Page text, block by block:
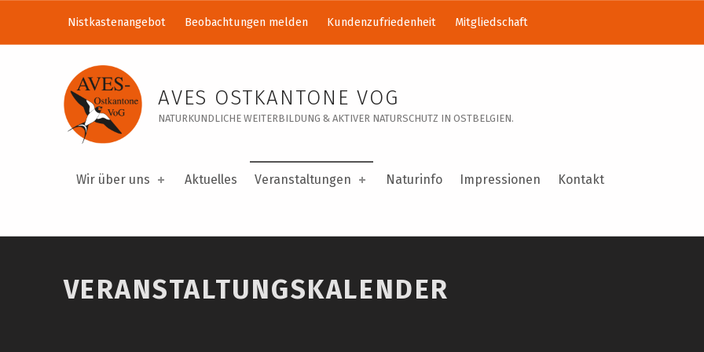
Veranstaltungskalender – AVES Ostkantone VoG
AVES OSTKANTONE VOG
NATURKUNDLICHE WEITERBILDUNG & AKTIVER NATURSCHUTZ IN OSTBELGIEN.
Wir über uns Aktuelles Veranstaltungen Naturinfo Impressionen Kontakt
Nistkastenangebot Beobachtungen melden Kundenzufriedenheit Mitgliedschaft
VERANSTALTUNGSKALENDER